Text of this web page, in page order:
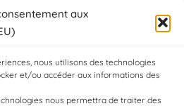
aux
nous utilisons des technologies
et/ou accéder aux informations des
nous permettra de traiter des